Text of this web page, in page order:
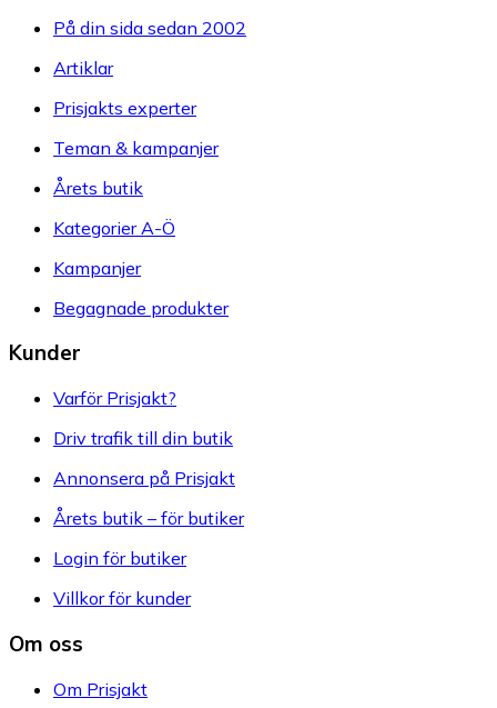
På din sida sedan 2002
Artiklar
Prisjakts experter
Teman & kampanjer
Årets butik
Kategorier A-Ö
Kampanjer
Begagnade produkter
Kunder
Varför Prisjakt?
Driv trafik till din butik
Annonsera på Prisjakt
Årets butik – för butiker
Login för butiker
Villkor för kunder
Om oss
Om Prisjakt